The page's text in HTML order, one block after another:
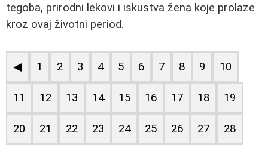
tegoba, prirodni lekovi i iskustva žena koje prolaze
kroz ovaj životni period.
◀ 1 2 3 4 5 6 7 8 9 10
11 12 13 14 15 16 17 18 19
20 21 22 23 24 25 26 27 28